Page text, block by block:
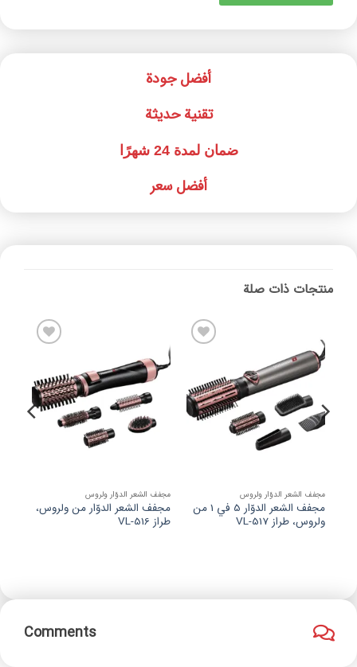
أفضل جودة
تقنية حديثة
ضمان لمدة 24 شهرًا
أفضل سعر
منتجات ذات صلة
علاقه
مندی
ها
مجفف الشعر الدوّار ولروس
مجفف الشعر الدوّار ‎5‎ في ‎1‎ من
ولروس، طراز VL-517
علاقه
مندی
ها
مجفف الشعر الدوّار ولروس
مجفف الشعر الدوّار من ولروس،
طراز VL-516
Comments